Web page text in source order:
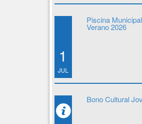
1
JUL
Piscina
Verano 2026
Bono Cultural